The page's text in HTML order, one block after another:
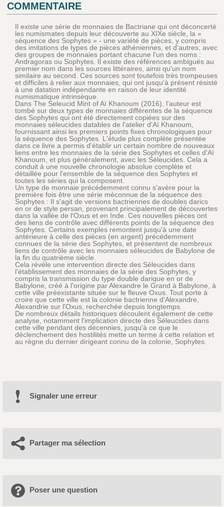
COMMENTAIRE
Il existe une série de monnaies de Bactriane qui ont déconcerté
les numismates depuis leur découverte au XIXe siècle, la «
séquence des Sophytes » - une variété de pièces, y compris
des imitations de types de pièces athéniennes, et d'autres, avec
des groupes de monnaies portant chacune l'un des noms :
Andragoras ou Sophytes. Il existe des références ambiguës au
premier nom dans les sources littéraires, ainsi qu'un nom
similaire au second. Ces sources sont toutefois très trompeuses
et difficiles à relier aux monnaies, qui ont jusqu'à présent résisté
à une datation indépendante en raison de leur identité
numismatique intrinsèque.
Dans The Seleucid Mint of Aï Khanoum (2016), l'auteur est
tombé sur deux types de monnaies différentes de la séquence
des Sophytes qui ont été directement copiées sur des
monnaies séleucides datables de l'atelier d'Aï Khanoum,
fournissant ainsi les premiers points fixes chronologiques pour
la séquence des Sophytes. L'étude plus complète présentée
dans ce livre a permis d'établir un certain nombre de nouveaux
liens entre les monnaies de la série des Sophytes et celles d'Aï
Khanoum, et plus généralement, avec les Séleucides. Cela a
conduit à une nouvelle chronologie absolue complète et
détaillée pour l'ensemble de la séquence des Sophytes et
toutes les séries qui la composent.
Un type de monnaie précédemment connu s'avère pour la
première fois être une série méconnue de la séquence des
Sophytes : Il s'agit de versions bactriennes de doubles darics
en or de style persan, provenant principalement de découvertes
dans la vallée de l'Oxus et en Inde. Ces nouvelles pièces ont
des liens de contrôle avec différents points de la séquence des
Sophytes. Certains exemples remontent jusqu'à une date
antérieure à celle des pièces (en argent) précédemment
connues de la série des Sophytes, et présentent de nombreux
liens de contrôle avec les monnaies séleucides de Babylone de
la fin du quatrième siècle.
Cela révèle une intervention directe des Séleucides dans
l'établissement des monnaies de la série des Sophytes, y
compris la transmission du type double darique en or de
Babylone, créé à l'origine par Alexandre le Grand à Babylone, à
cette ville préexistante située sur le fleuve Oxus. Tout porte à
croire que cette ville est la colonie bactrienne d'Alexandre,
Alexandrie sur l'Oxus, recherchée depuis longtemps.
De nombreux détails historiques découlent également de cette
analyse, notamment l'implication directe des Séleucides dans
cette ville pendant des décennies, jusqu'à ce que le
déclenchement des hostilités mette un terme à cette relation et
au règne du dernier dirigeant connu de la colonie, Sophytes.
Signaler une erreur
Partager ma sélection
Poser une question